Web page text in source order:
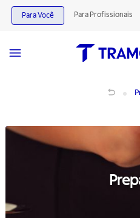
Para Você Para Profissionais